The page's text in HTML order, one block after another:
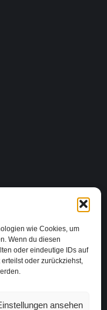
wie Cookies, um
Wenn du diesen
oder eindeutige IDs auf
oder zurückziehst,
ansehen